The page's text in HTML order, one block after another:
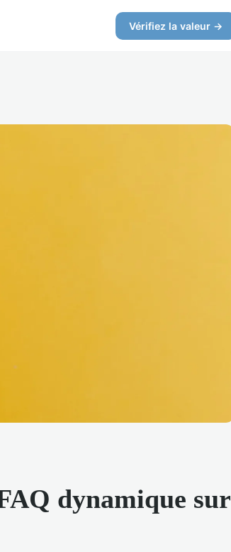
Vérifiez la valeur →
dynamique sur